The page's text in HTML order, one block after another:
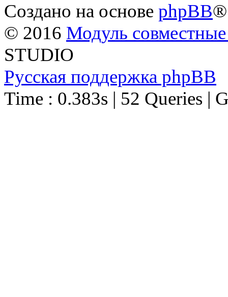
Создано на основе phpBB®
© 2016 Модуль
STUDIO
Русская поддержка phpBB
Time : 0.383s | 52 Queries |